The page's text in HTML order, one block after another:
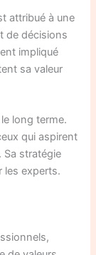
attribué à une
de décisions
impliqué
sa valeur
long terme.
qui aspirent
Sa stratégie
les experts.